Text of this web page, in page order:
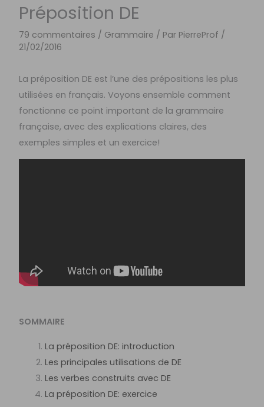
Préposition DE
79 commentaires / Grammaire / Par PierreProf /
21/02/2016
La préposition DE est l’une des prépositions les plus
utilisées en français. Voyons ensemble comment
fonctionne ce point important de la grammaire
française, avec des explications claires, des
exemples simples et un exercice!
SOMMAIRE
La préposition DE: introduction
Les principales utilisations de DE
Les verbes construits avec DE
La préposition DE: exercice